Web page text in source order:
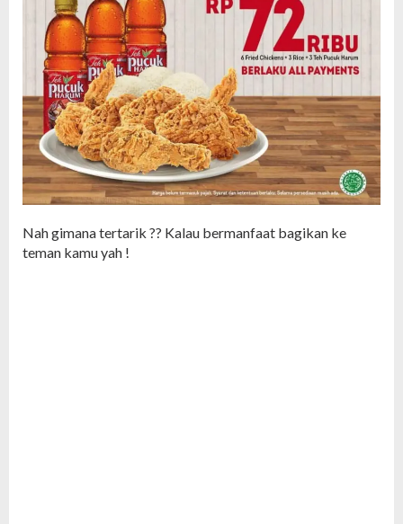
Nah gimana tertarik ?? Kalau bermanfaat bagikan ke
teman kamu yah !